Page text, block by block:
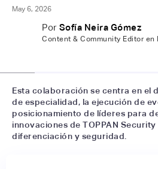
May 6, 2026
Por Sofía Neira Gómez
Content & Community Editor en
Esta colaboración se centra en el
de especialidad, la ejecución de
posicionamiento de líderes para
innovaciones de TOPPAN
diferenciación y seguridad.